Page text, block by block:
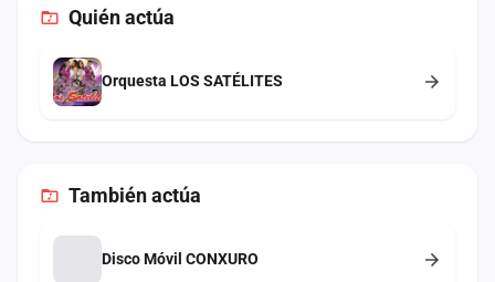
Quién actúa
Orquesta LOS SATÉLITES
Tambiénactúa
Disco Móvil CONXURO